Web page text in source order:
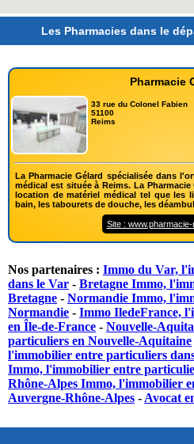
Les Pharmacies dans le
Pharmacie
33 rue du Colonel Fabien
51100
Reims
La Pharmacie Gélard spécialisée dans
médical est située à Reims. La
location de matériel médical tel que les
bain, les tabourets de douche, les
Site :
Nos partenaires : Immo du Var,
dans le Var - Bretagne Immo,
Bretagne - Normandie Immo,
Normandie - Immo IledeFrance,
en Île-de-France - Nouvelle-
particuliers en Nouvelle-Aquitaine
l'immobilier entre particuliers
Immo, l'immobilier entre
Rhône-Alpes Immo, l'immobilier
Auvergne-Rhône-Alpes - Avocat